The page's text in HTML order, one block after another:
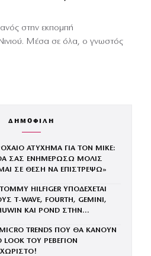
στην εκπομπή
Μέσα σε όλα, ο γνωστός
ΔΗΜΟΦΙΛΗ
ΑΤΥΧΗΜΑ ΓΙΑ ΤΟΝ MIKE:
ΣΑΣ ΕΝΗΜΕΡΩΣΩ ΜΟΛΙΣ
ΣΕ ΘΕΣΗ ΝΑ ΕΠΙΣΤΡΕΨΩ»
HILFIGER ΥΠΟΔΕΧΕΤΑΙ
Τ-WAVE, FOURTH, GEMINI,
ΚΑΙ POND ΣΤΗΝ
TRENDS ΠΟΥ ΘΑ ΚΑΝΟΥΝ
LOOK ΤΟΥ ΡΕΒΕΓΙΟΝ